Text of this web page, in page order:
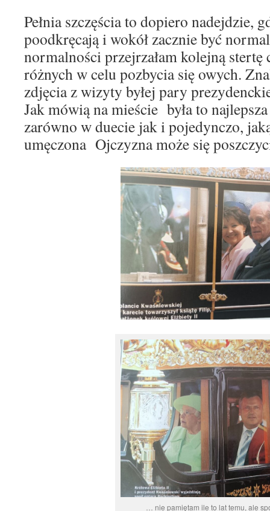
Pełnia szczęścia to dopiero nadejdzie,
poodkręcają i wokół zacznie być
normalności przejrzałam kolejną
różnych w celu pozbycia się owych.
zdjęcia z wizyty byłej pary
Jak mówią na mieście była to
zarówno w duecie jak i pojedynczo,
umęczona Ojczyzna może się
… nie pamiętam ile to lat temu, ale